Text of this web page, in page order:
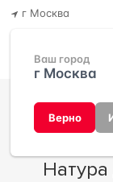
г Москва
Ваш город
г Москва
Верно
Idalgo